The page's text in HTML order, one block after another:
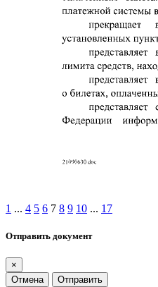
1 ... 4 5 6 7 8 9 10 ... 17
Отправить документ
×
Отмена
Отправить